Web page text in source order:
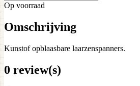
Op voorraad
Omschrijving
Kunstof opblaasbare laarzenspanners.
0 review(s)